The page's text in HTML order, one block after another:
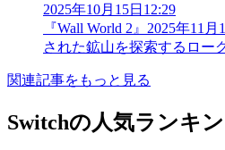
2025年10月15日12:29
『Wall World 2』2025年11
された鉱山を探索するロー
関連記事をもっと見る
Switchの人気ランキ